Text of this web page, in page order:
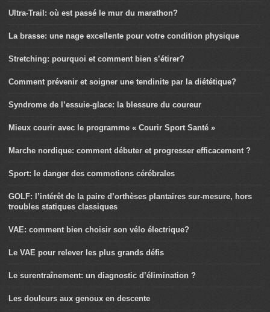
Ultra-Trail: où est passé le mur du marathon?
La brasse: une nage excellente pour votre condition physique
Stretching: pourquoi et comment bien s’étirer?
Comment prévenir et soigner une tendinite par la diététique?
Syndrome de l’essuie-glace: la blessure du coureur
Mieux courir avec le programme « Courir Sport Santé »
Marche nordique: comment débuter et progresser efficacement ?
Sport: le danger des commotions cérébrales
GOLF: l’intérêt de la paire d’orthèses plantaires sur-mesure, hors
troubles statiques classiques
VAE: comment bien choisir son vélo électrique?
Le VAE pour relever les plus grands défis
Le surentraînement: un diagnostic d’élimination ?
Les douleurs aux genoux en descente